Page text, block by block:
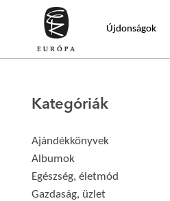
Újdonságok
Kategóriák
Ajándékkönyvek
Albumok
Egészség, életmód
Gazdaság, üzlet